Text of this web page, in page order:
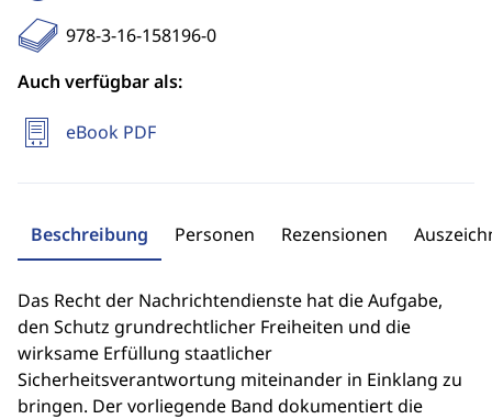
978-3-16-158196-0
Auch verfügbar als:
eBook PDF
Beschreibung Personen Rezensionen
Das Recht der Nachrichtendienste hat die Aufgabe,
den Schutz grundrechtlicher Freiheiten und die
wirksame Erfüllung staatlicher
Sicherheitsverantwortung miteinander in Einklang zu
bringen. Der vorliegende Band dokumentiert die